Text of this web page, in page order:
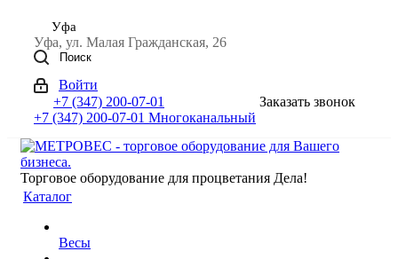
Уфа
Уфа, ул. Малая Гражданская, 26
Поиск
Войти
+7 (347) 200-07-01
+7 (347) 200-07-01 Многоканальный
Заказать звонок
Торговое оборудование для процветания Дела!
Каталог
Весы